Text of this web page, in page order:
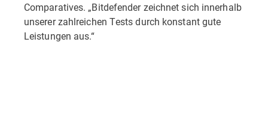
Comparatives. „Bitdefender zeichnet sich innerhalb
unserer zahlreichen Tests durch konstant gute
Leistungen aus.“